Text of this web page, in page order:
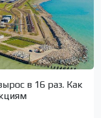
в 16 раз. Как